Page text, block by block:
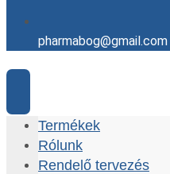
pharmabog@gmail.com
Termékek
Rólunk
Rendelő tervezés